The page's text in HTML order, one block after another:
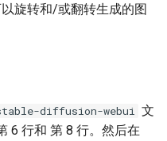
旋转和/或翻转生成的图
diffusion-webui 文
6 行和 第 8 行。然后在